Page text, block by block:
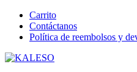
Saltar
contenido
Carrito
Contáctanos
Política de reembolsos y